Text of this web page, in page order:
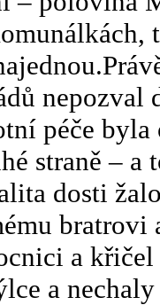
nepozval
péče byla
straně – a
dosti
bratrovi
a
a